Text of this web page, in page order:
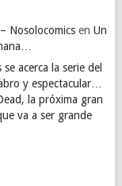
Nosolocomicsen Un
acerca la serie del
y espectacular…
la próxima gran
va a ser grande